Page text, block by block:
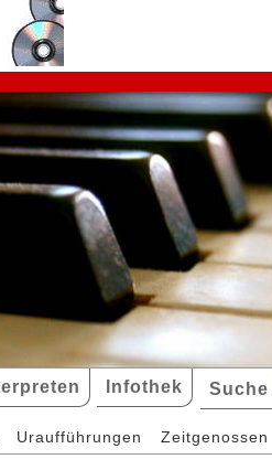
Infothek Suche
Uraufführungen Zeitgenossen